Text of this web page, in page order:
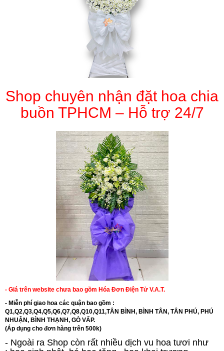
Shop chuyên nhận đặt hoa chia
buồn TPHCM – Hỗ trợ 24/7
- Giá trên website chưa bao gồm Hóa Đơn Điện Tử V.A.T.
- Miễn phí giao hoa các quận bao gồm :
Q1,Q2,Q3,Q4,Q5,Q6,Q7,Q8,Q10,Q11,TÂN BÌNH, BÌNH TÂN, TÂN PHÚ, PHÚ
NHUẬN, BÌNH THẠNH, GÒ VẤP.
(Áp dụng cho đơn hàng trên 500k)
- Ngoài ra Shop còn rất nhiều dịch vu hoa tươi như